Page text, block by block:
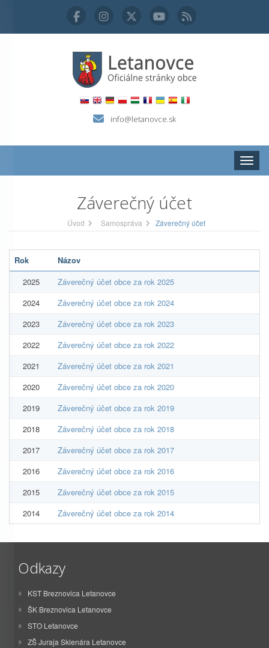
info@letanovce.sk
Záverečný účet
Úvod Samospráva Záverečný účet
Rok
Názov
2025
Záverečný účet obce za rok 2025
2024
Záverečný účet obce za rok 2024
2023
Záverečný účet obce za rok 2023
2022
Záverečný účet obce za rok 2022
2021
Záverečný účet obce za rok 2021
2020
Záverečný účet obce za rok 2020
2019
Záverečný účet obce za rok 2019
2018
Záverečný účet obce za rok 2018
2017
Záverečný účet obce za rok 2017
2016
Záverečný účet obce za rok 2016
2015
Záverečný účet obce za rok 2015
2014
Záverečný účet obce za rok 2014
Odkazy
KST Breznovica Letanovce
ŠK Breznovica Letanovce
STO Letanovce
ZŠ Juraja Sklenára Letanovce